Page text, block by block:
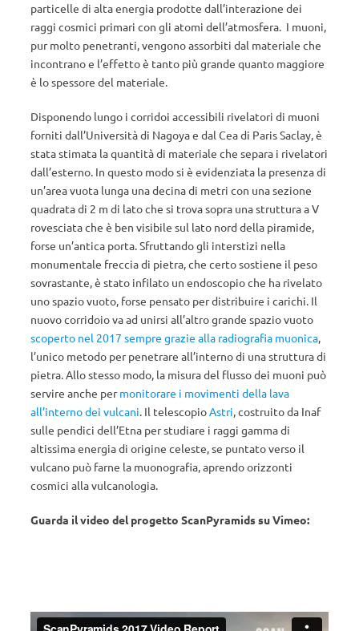
particelle di alta energia prodotte dall’interazione dei
raggi cosmici primari con gli atomi dell’atmosfera. I muoni,
pur molto penetranti, vengono assorbiti dal materiale che
incontrano e l’effetto è tanto più grande quanto maggiore
è lo spessore del materiale.
Disponendo lungo i corridoi accessibili rivelatori di muoni
forniti dall’Università di Nagoya e dal Cea di Paris Saclay, è
stata stimata la quantità di materiale che separa i rivelatori
dall’esterno. In questo modo si è evidenziata la presenza di
un’area vuota lunga una decina di metri con una sezione
quadrata di 2 m di lato che si trova sopra una struttura a V
rovesciata che è ben visibile sul lato nord della piramide,
forse un’antica porta. Sfruttando gli interstizi nella
monumentale freccia di pietra, che certo sostiene il peso
sovrastante, è stato infilato un endoscopio che ha rivelato
uno spazio vuoto, forse pensato per distribuire i carichi. Il
nuovo corridoio va ad unirsi all’altro grande spazio vuoto
scoperto nel 2017 sempre grazie alla radiografia muonica,
l’unico metodo per penetrare all’interno di una struttura di
pietra. Allo stesso modo, la misura del flusso dei muoni può
servire anche permonitorare i movimenti della lava
all’interno dei vulcani. Il telescopioAstri, costruito da Inaf
sulle pendici dell’Etna per studiare i raggi gamma di
altissima energia di origine celeste, se puntato verso il
vulcano può farne la muonografia, aprendo orizzonti
cosmici alla vulcanologia.
Guarda il video del progetto ScanPyramids su Vimeo: